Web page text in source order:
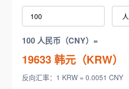
100 人民币（CNY）=
19633韩元（KRW）
反向汇率：1 KRW = 0.0051 CNY